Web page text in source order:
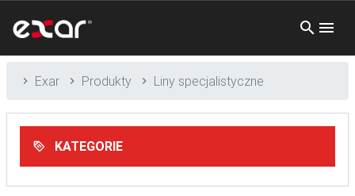
Exar Produkty Liny specjalistyczne
KATEGORIE